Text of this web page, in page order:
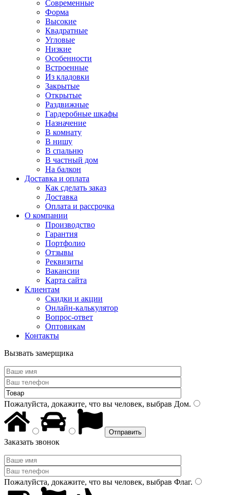
Современные
Форма
Высокие
Квадратные
Угловые
Низкие
Особенности
Встроенные
Из кладовки
Закрытые
Открытые
Раздвижные
Гардеробные шкафы
Назначение
В комнату
В нишу
В спальню
В частный дом
На балкон
Доставка и оплата
Как сделать заказ
Доставка
Оплата и рассрочка
О компании
Производство
Гарантия
Портфолио
Отзывы
Реквизиты
Вакансии
Карта сайта
Клиентам
Скидки и акции
Онлайн-калькулятор
Вопрос-ответ
Оптовикам
Контакты
Вызвать замерщика
Пожалуйста, докажите, что вы человек, выбрав Дом.
Заказать звонок
Пожалуйста, докажите, что вы человек, выбрав Флаг.